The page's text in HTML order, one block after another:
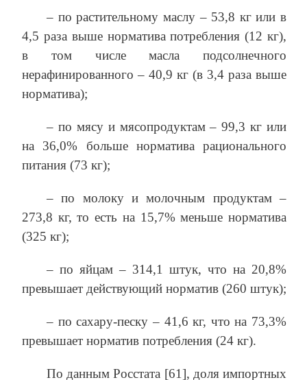
– по растительному маслу – 53,8 кг или в
4,5 раза выше норматива потребления (12 кг),
в том числе масла подсолнечного
нерафинированного – 40,9 кг (в 3,4 раза выше
норматива);
– по мясу и мясопродуктам – 99,3 кг или
на 36,0% больше норматива рационального
питания (73 кг);
– по молоку и молочным продуктам –
273,8 кг, то есть на 15,7% меньше норматива
(325 кг);
– по яйцам – 314,1 штук, что на 20,8%
превышает действующий норматив (260 штук);
– по сахару-песку – 41,6 кг, что на 73,3%
превышает норматив потребления (24 кг).
По данным Росстата [61], доля импортных